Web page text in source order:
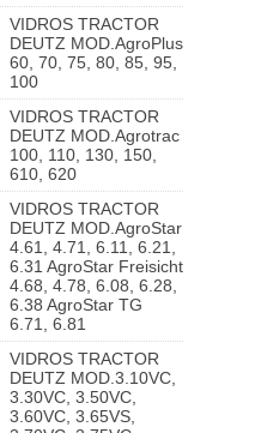
VIDROS TRACTOR
DEUTZ MOD.AgroPlus
60, 70, 75, 80, 85, 95,
100
VIDROS TRACTOR
DEUTZ MOD.Agrotrac
100, 110, 130, 150,
610, 620
VIDROS TRACTOR
DEUTZ MOD.AgroStar
4.61, 4.71, 6.11, 6.21,
6.31 AgroStar Freisicht
4.68, 4.78, 6.08, 6.28,
6.38 AgroStar TG
6.71, 6.81
VIDROS TRACTOR
DEUTZ MOD.3.10VC,
3.30VC, 3.50VC,
3.60VC, 3.65VS,